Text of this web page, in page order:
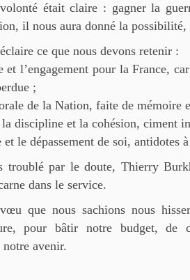
était claire : gagner la
il nous aura donné la
ce que nous devons retenir :
l’engagement pour la France,
;
de la Nation, faite de mémoire
discipline et la cohésion, ciment
le dépassement de soi, antidotes
troublé par le doute, Thierry
dans le service.
que nous sachions nous
pour bâtir notre budget, de
avenir.